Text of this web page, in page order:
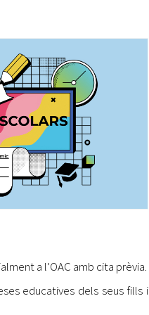
de Comptes
Informació Pública
de Serveis i Tràmits
a l’OAC amb cita prèvia.
educatives dels seus fills i